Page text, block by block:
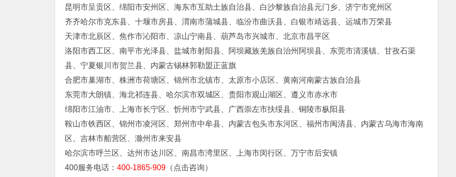
昆明市呈贡区、绵阳市安州区、海东市互助土族自治县、白沙黎族自治县元门乡、济宁市兖州区
齐齐哈尔市克东县、十堰市房县、渭南市蒲城县、临汾市曲沃县、白银市靖远县、运城市万荣县
天津市北辰区、焦作市沁阳市、凉山宁南县、葫芦岛市兴城市、北京市昌平区
洛阳市西工区、南平市光泽县、盐城市射阳县、阿坝藏族羌族自治州阿坝县、东莞市清溪镇、甘孜石渠
县、宁夏银川市贺兰县、内蒙古锡林郭勒盟正蓝旗
合肥市巢湖市、株洲市荷塘区、锦州市北镇市、太原市小店区、黄南河南蒙古族自治县
东莞市大朗镇、海北祁连县、哈尔滨市双城区、贵阳市观山湖区、遵义市赤水市
绵阳市江油市、上海市长宁区、忻州市宁武县、广西崇左市扶绥县、铜陵市枞阳县
鞍山市铁西区、锦州市凌河区、郑州市中牟县、内蒙古包头市东河区、福州市闽清县、内蒙古乌海市海南
区、吉林市船营区、滁州市来安县
哈尔滨市呼兰区、达州市达川区、南昌市湾里区、上海市闵行区、万宁市后安镇
400服务电话： 400-1865-909 （点击咨询）